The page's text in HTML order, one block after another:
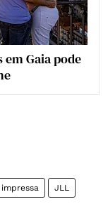
em Gaia pode
JLL